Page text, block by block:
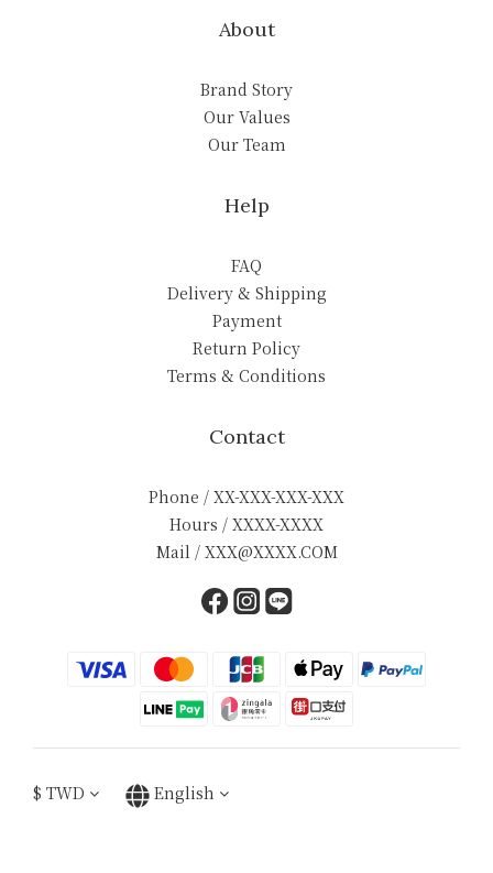
About
Brand Story
Our Values
Our Team
Help
FAQ
Delivery & Shipping
Payment
Return Policy
Terms & Conditions
Contact
Phone / XX-XXX-XXX-XXX
Hours / XXXX-XXXX
Mail / XXX@XXXX.COM
$ TWD English